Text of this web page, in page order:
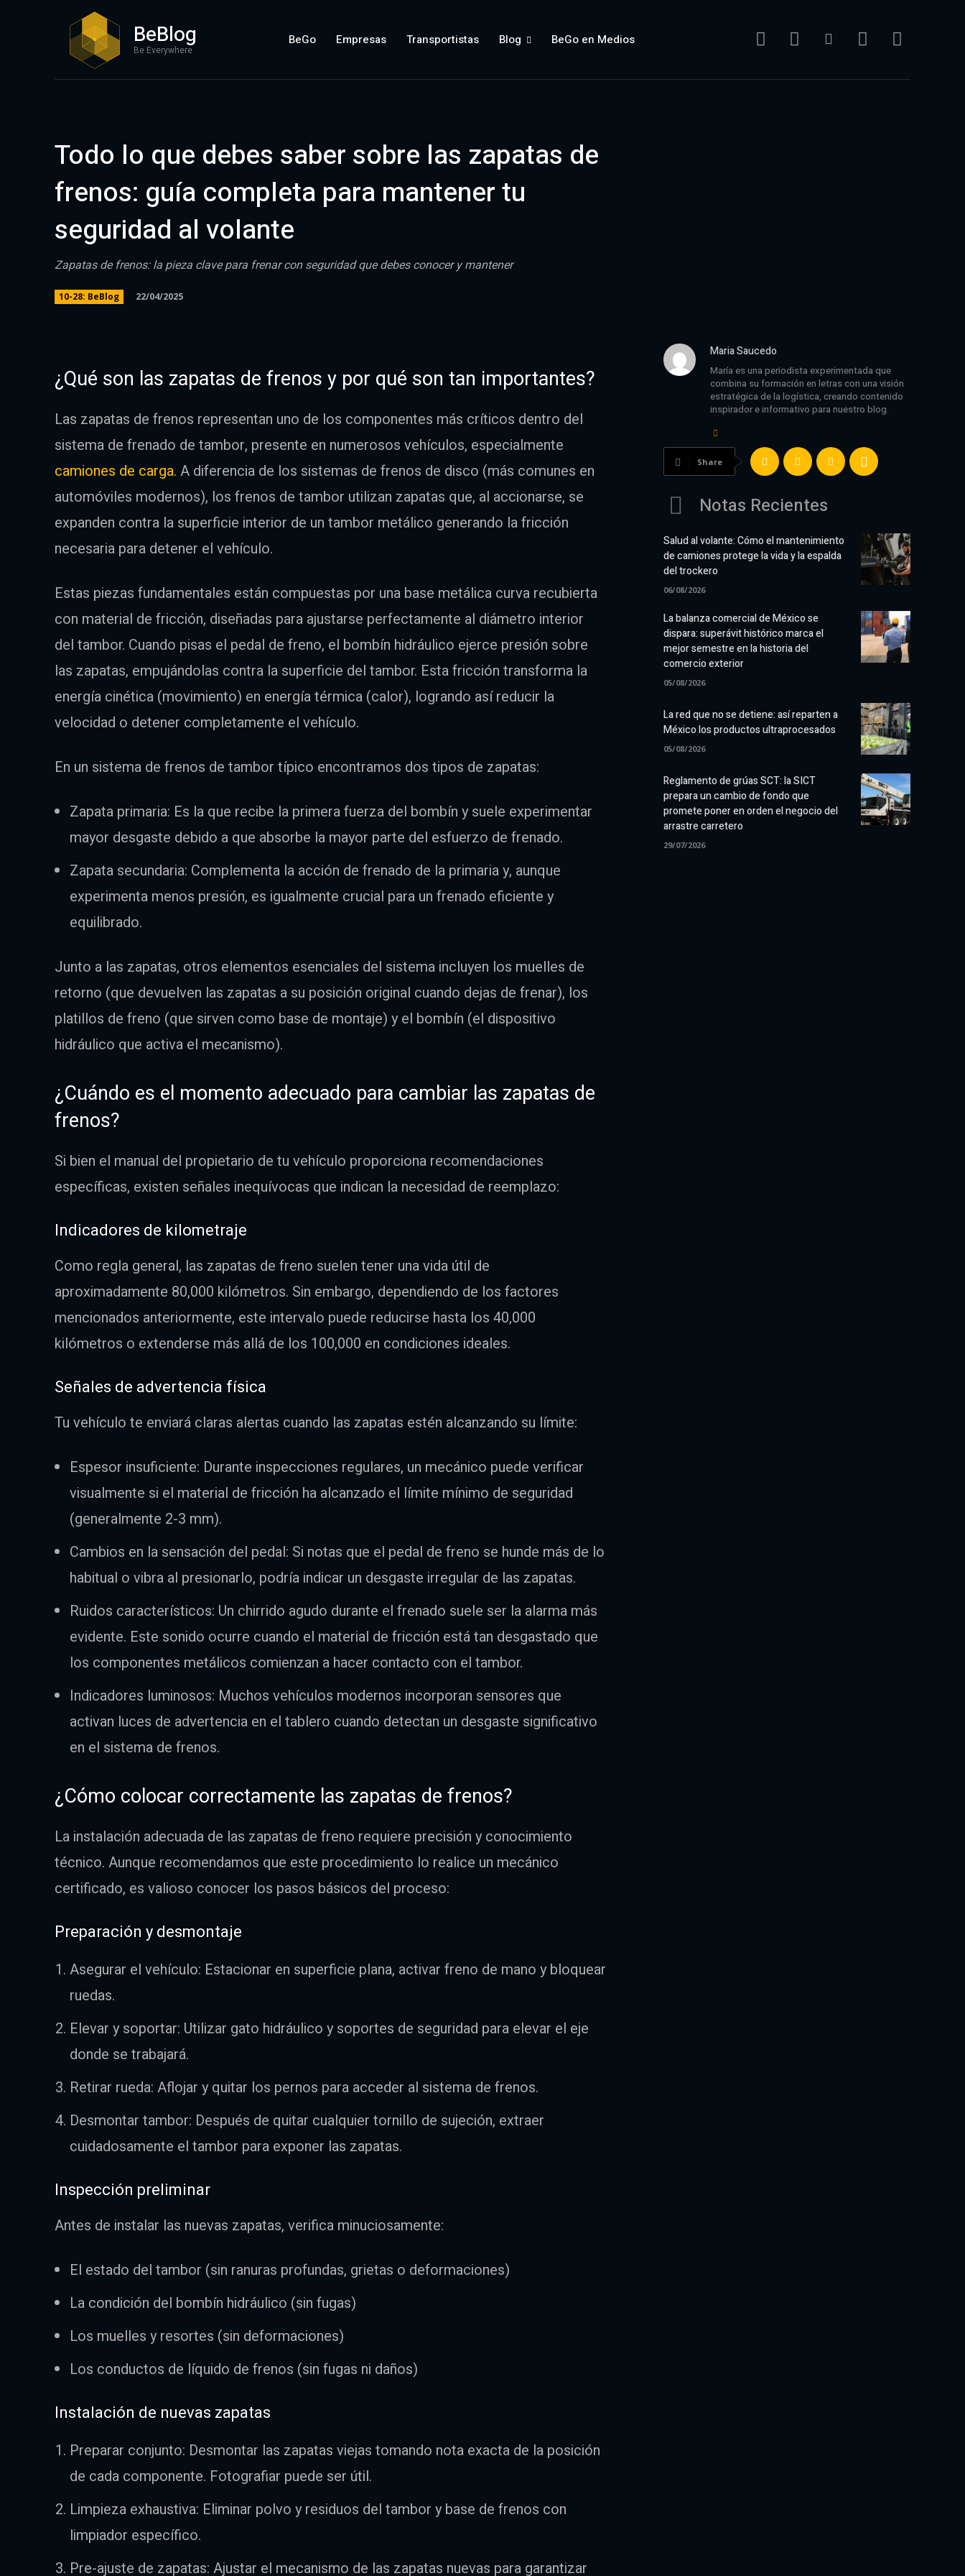
BeBlog
Be Everywhere
BeGo Empresas Transportistas Blog BeGo en Medios
Todo lo que debes saber sobre las zapatas de
frenos: guía completa para mantener tu
seguridad al volante
Zapatas de frenos: la pieza clave para frenar con seguridad que debes conocer y mantener
10-28: BeBlog 22/04/2025
¿Qué son las zapatas de frenos y por qué son tan importantes?
Las zapatas de frenos representan uno de los componentes más críticos dentro del
sistema de frenado de tambor, presente en numerosos vehículos, especialmente
camiones de carga. A diferencia de los sistemas de frenos de disco (más comunes en
automóviles modernos), los frenos de tambor utilizan zapatas que, al accionarse, se
expanden contra la superficie interior de un tambor metálico generando la fricción
necesaria para detener el vehículo.
Estas piezas fundamentales están compuestas por una base metálica curva recubierta
con material de fricción, diseñadas para ajustarse perfectamente al diámetro interior
del tambor. Cuando pisas el pedal de freno, el bombín hidráulico ejerce presión sobre
las zapatas, empujándolas contra la superficie del tambor. Esta fricción transforma la
energía cinética (movimiento) en energía térmica (calor), logrando así reducir la
velocidad o detener completamente el vehículo.
En un sistema de frenos de tambor típico encontramos dos tipos de zapatas:
Zapata primaria: Es la que recibe la primera fuerza del bombín y suele experimentar
mayor desgaste debido a que absorbe la mayor parte del esfuerzo de frenado.
Zapata secundaria: Complementa la acción de frenado de la primaria y, aunque
experimenta menos presión, es igualmente crucial para un frenado eficiente y
equilibrado.
Junto a las zapatas, otros elementos esenciales del sistema incluyen los muelles de
retorno (que devuelven las zapatas a su posición original cuando dejas de frenar), los
platillos de freno (que sirven como base de montaje) y el bombín (el dispositivo
hidráulico que activa el mecanismo).
¿Cuándo es el momento adecuado para cambiar las zapatas de
frenos?
Si bien el manual del propietario de tu vehículo proporciona recomendaciones
específicas, existen señales inequívocas que indican la necesidad de reemplazo:
Indicadores de kilometraje
Como regla general, las zapatas de freno suelen tener una vida útil de
aproximadamente 80,000 kilómetros. Sin embargo, dependiendo de los factores
mencionados anteriormente, este intervalo puede reducirse hasta los 40,000
kilómetros o extenderse más allá de los 100,000 en condiciones ideales.
Señales de advertencia física
Tu vehículo te enviará claras alertas cuando las zapatas estén alcanzando su límite:
Espesor insuficiente: Durante inspecciones regulares, un mecánico puede verificar
visualmente si el material de fricción ha alcanzado el límite mínimo de seguridad
(generalmente 2-3 mm).
Cambios en la sensación del pedal: Si notas que el pedal de freno se hunde más de lo
habitual o vibra al presionarlo, podría indicar un desgaste irregular de las zapatas.
Ruidos característicos: Un chirrido agudo durante el frenado suele ser la alarma más
evidente. Este sonido ocurre cuando el material de fricción está tan desgastado que
los componentes metálicos comienzan a hacer contacto con el tambor.
Indicadores luminosos: Muchos vehículos modernos incorporan sensores que
activan luces de advertencia en el tablero cuando detectan un desgaste significativo
en el sistema de frenos.
¿Cómo colocar correctamente las zapatas de frenos?
La instalación adecuada de las zapatas de freno requiere precisión y conocimiento
técnico. Aunque recomendamos que este procedimiento lo realice un mecánico
certificado, es valioso conocer los pasos básicos del proceso:
Preparación y desmontaje
Asegurar el vehículo: Estacionar en superficie plana, activar freno de mano y bloquear
ruedas.
Elevar y soportar: Utilizar gato hidráulico y soportes de seguridad para elevar el eje
donde se trabajará.
Retirar rueda: Aflojar y quitar los pernos para acceder al sistema de frenos.
Desmontar tambor: Después de quitar cualquier tornillo de sujeción, extraer
cuidadosamente el tambor para exponer las zapatas.
Inspección preliminar
Antes de instalar las nuevas zapatas, verifica minuciosamente:
El estado del tambor (sin ranuras profundas, grietas o deformaciones)
La condición del bombín hidráulico (sin fugas)
Los muelles y resortes (sin deformaciones)
Los conductos de líquido de frenos (sin fugas ni daños)
Instalación de nuevas zapatas
Preparar conjunto: Desmontar las zapatas viejas tomando nota exacta de la posición
de cada componente. Fotografiar puede ser útil.
Limpieza exhaustiva: Eliminar polvo y residuos del tambor y base de frenos con
limpiador específico.
Pre-ajuste de zapatas: Ajustar el mecanismo de las zapatas nuevas para garantizar
Maria Saucedo
María es una periodista experimentada que
combina su formación en letras con una visión
estratégica de la logística, creando contenido
inspirador e informativo para nuestro blog.
Share
Notas Recientes
Salud al volante: Cómo el mantenimiento
de camiones protege la vida y la espalda
del trockero
06/08/2026
La balanza comercial de México se
dispara: superávit histórico marca el
mejor semestre en la historia del
comercio exterior
05/08/2026
La red que no se detiene: así reparten a
México los productos ultraprocesados
05/08/2026
Reglamento de grúas SCT: la SICT
prepara un cambio de fondo que
promete poner en orden el negocio del
arrastre carretero
29/07/2026